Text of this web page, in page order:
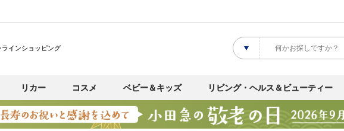
インショッピング
リカー コスメ ベビー＆キッズ リビング・ヘルス＆ビューティー